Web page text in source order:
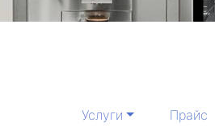
Услуги Прайс